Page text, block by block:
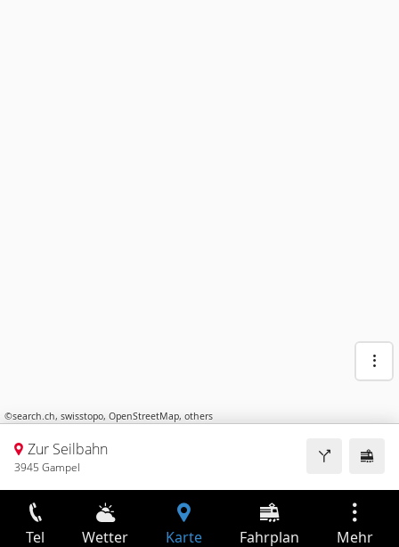
©search.ch, swisstopo, OpenStreetMap, others
Zur Seilbahn
3945 Gampel
Tel Wetter Karte Fahrplan Mehr